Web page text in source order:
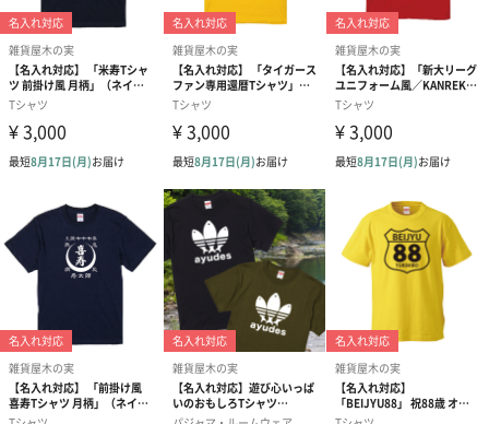
商品詳細情報
素材／繊維
綿100％
サイズ
S／M／L／XL
商品オプション情報
ギフトラッピンク